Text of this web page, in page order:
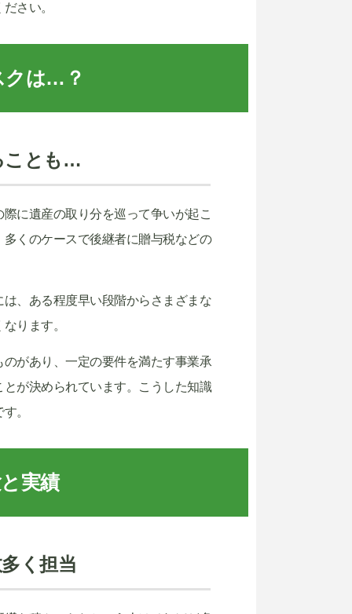
さい。
クは…？
ことも…
に遺産の取り分を巡って争いが起こ
くのケースで後継者に贈与税などの
、ある程度早い段階からさまざまな
ります。
があり、一定の要件を満たす事業承
が決められています。こうした知識
。
実績
く担当